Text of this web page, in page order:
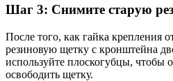
Шаг 3: Снимите старую
После того, как гайка крепления
резиновую щетку с кронштейна
используйте плоскогубцы, чтобы
освободить щетку.